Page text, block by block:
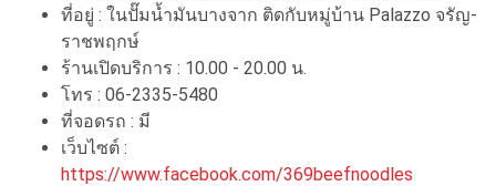
ที่อยู่ : ในปั๊มน้ำมันบางจาก ติดกับหมู่บ้าน Palazzo จรัญ-
ราชพฤกษ์
ร้านเปิดบริการ : 10.00 - 20.00 น.
โทร : 06-2335-5480
ที่จอดรถ : มี
เว็บไซต์ :
https://www.facebook.com/369beefnoodles